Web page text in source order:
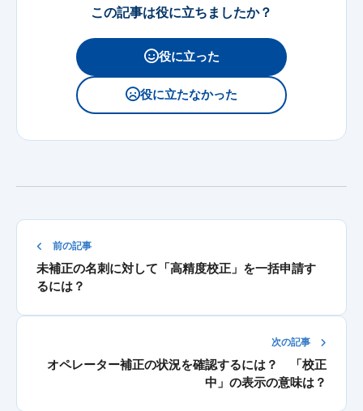
この記事は役に立ちましたか？
役に立った
役に立たなかった
前の記事
未補正の名刺に対して「高精度校正」を一括申請す
るには？
次の記事
オペレーター補正の状況を確認するには？ 「校正
中」の表示の意味は？